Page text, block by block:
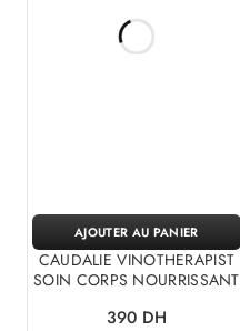
CAUDALIE VINOTHERAPIST
SOIN CORPS NOURRISSANT
390 DH
AJOUTER AU PANIER